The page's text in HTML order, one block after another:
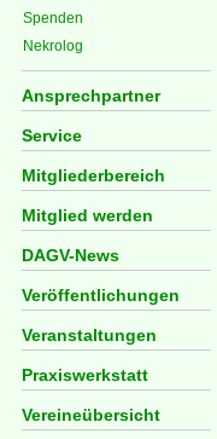
Spenden
Nekrolog
Ansprechpartner
Service
Mitgliederbereich
Mitglied werden
DAGV-News
Veröffentlichungen
Veranstaltungen
Praxiswerkstatt
Vereineübersicht